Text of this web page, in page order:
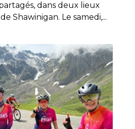
dans deux lieux
Shawinigan. Le samedi,...